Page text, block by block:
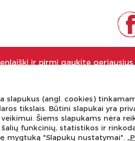
ir pirmi gaukite geriausius
NAUDINGA ŽINOTI
Tinklaraštis
Kodomo edukacijos
slapukus (angl. cookies)
tikslais. Būtini slapukai yra
Šiems slapukams nėra
funkcinių, statistikos ir
mygtuką "Slapukų nustatymai".